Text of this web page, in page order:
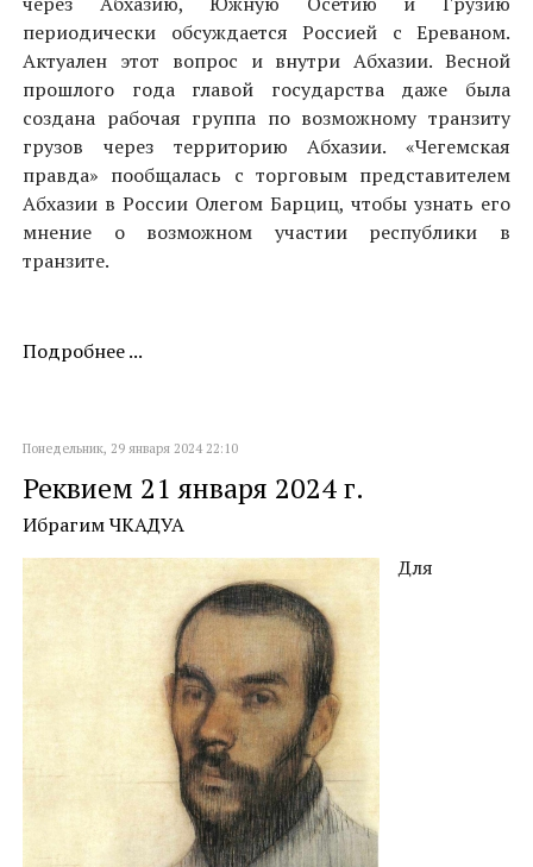
периодически обсуждается Россией с Ереваном.
Актуален этот вопрос и внутри Абхазии. Весной
прошлого года главой государства даже была
создана рабочая группа по возможному транзиту
грузов через территорию Абхазии. «Чегемская
правда» пообщалась с торговым представителем
Абхазии в России Олегом Барциц, чтобы узнать его
мнение о возможном участии республики в
транзите.
Подробнее ...
Понедельник, 29 января 2024 22:10
Реквием 21 января 2024 г.
Ибрагим ЧКАДУА
Для